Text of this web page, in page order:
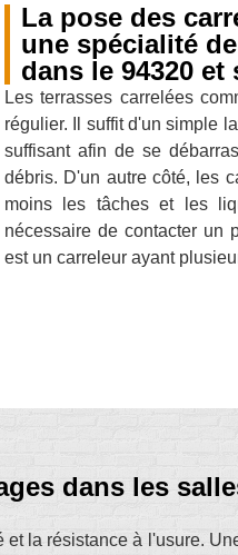
La pose des
une spécialité
dans le 94320
Les terrasses carrelées
régulier. Il suffit d'un simple
suffisant afin de se
débris. D'un autre côté, les
moins les tâches et les
nécessaire de contacter un
est un carreleur ayant
dans les
et la résistance à l'usure.